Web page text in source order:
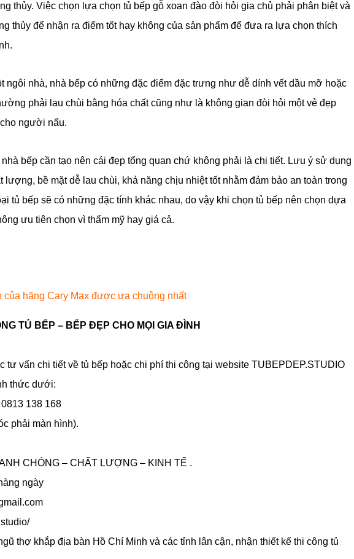
thủy. Việc chọn lựa chọn tủ bếp gỗ xoan đào đòi hỏi gia chủ phải phân biệt và
thủy để nhận ra điểm tốt hay không của sản phẩm để đưa ra lựa chọn thích
ngôi nhà, nhà bếp có những đặc điểm đặc trưng như dễ dính vết dầu mỡ hoặc
phải lau chùi bằng hóa chất cũng như là không gian đòi hỏi một vẻ đẹp
người nấu.
bếp cần tạo nên cái đẹp tổng quan chứ không phải là chi tiết. Lưu ý sử dụng
lượng, bề mặt dễ lau chùi, khả năng chịu nhiệt tốt nhằm đảm bảo an toàn trong
tủ bếp sẽ có những đặc tính khác nhau, do vậy khi chọn tủ bếp nên chọn dựa
ưu tiên chọn vì thẩm mỹ hay giá cả.
của hãng Cary Max được ưa chuộng nhất
TỦ BẾP – BẾP ĐẸP CHO MỌI GIA ĐÌNH
tư vấn chi tiết về tủ bếp hoặc chi phí thi công tại website TUBEPDEP.STUDIO
thức dưới:
138 168
phải màn hình).
CHÓNG – CHẤT LƯỢNG – KINH TẾ .
ngày
thợ khắp địa bàn Hồ Chí Minh và các tỉnh lân cận, nhận thiết kế thi công tủ